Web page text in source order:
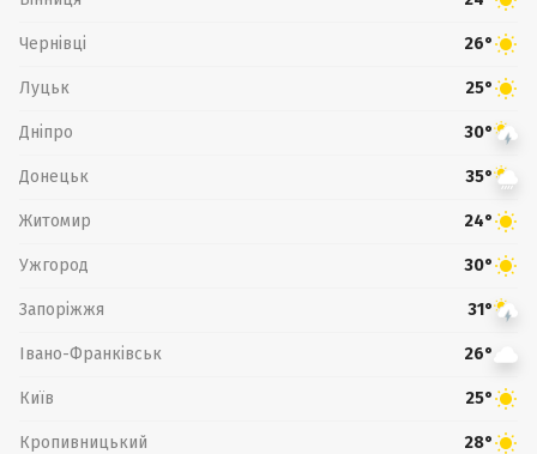
Чернівці 26°
Луцьк 25°
Дніпро 30°
Донецьк 35°
Житомир 24°
Ужгород 30°
Запоріжжя 31°
Івано-Франківськ 26°
Київ 25°
Кропивницький 28°